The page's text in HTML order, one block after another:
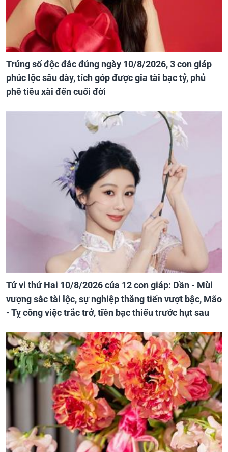
Trúng số độc đắc đúng ngày 10/8/2026, 3 con giáp
phúc lộc sâu dày, tích góp được gia tài bạc tỷ, phủ
phê tiêu xài đến cuối đời
Tử vi thứ Hai 10/8/2026 của 12 con giáp: Dần - Mùi
vượng sắc tài lộc, sự nghiệp thăng tiến vượt bậc, Mão
- Tỵ công việc trắc trở, tiền bạc thiếu trước hụt sau